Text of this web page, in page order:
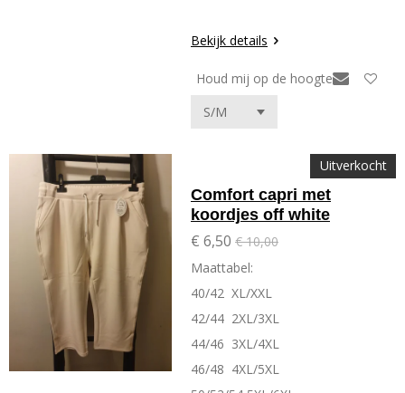
Bekijk details
Houd mij op de hoogte
Uitverkocht
Comfort capri met
koordjes off white
€ 6,50 € 10,00
Maattabel:
40/42 XL/XXL
42/44 2XL/3XL
44/46 3XL/4XL
46/48 4XL/5XL